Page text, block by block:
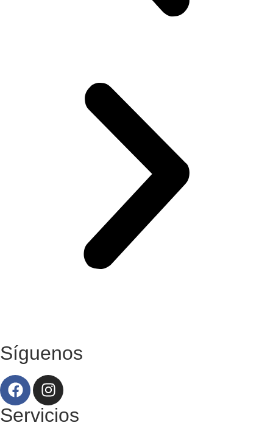
Síguenos
Servicios